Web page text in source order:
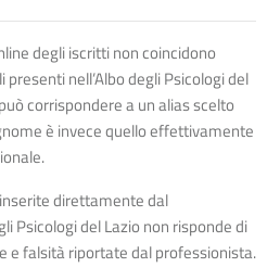
degli iscritti non coincidono
nell’Albo degli Psicologi del
corrispondere a un alias scelto
è invece quello effettivamente
direttamente dal
Psicologi del Lazio non risponde di
e falsità riportate dal professionista.